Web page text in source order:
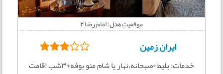
موقعیت هتل: امام رضا 2
ایران زمین
خدمات: بلیط+صبحانه،نهار یا شام منو بوفه+3شب اقامت